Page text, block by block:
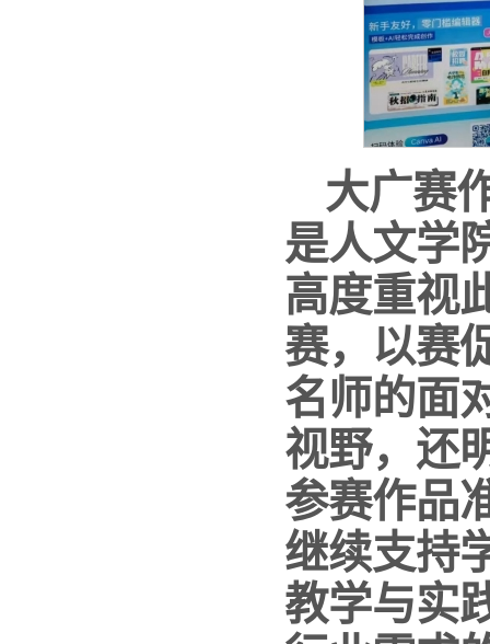
大广赛
是人文学
高度重视
赛，以赛
名师的面
视野，还
参赛作品
继续支持
教学与实